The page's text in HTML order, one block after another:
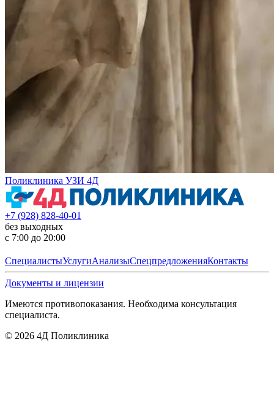
Поликлиника УЗИ 4Д
+7 (928) 828-40-01
без выходных
с 7:00 до 20:00
СпециалистыУслугиАнализыСпецпредложенияКонтакты
Документы и лицензии
Имеются противопоказания. Необходима консультация
специалиста.
© 2026 4Д Поликлиника